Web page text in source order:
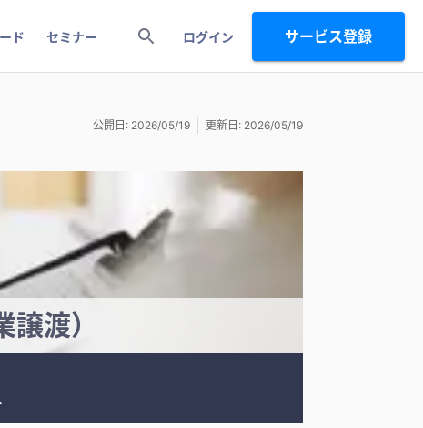
ド セミナー ログイン サービス登録
公開日: 2026/05/19 更新日: 2026/05/19
渡）